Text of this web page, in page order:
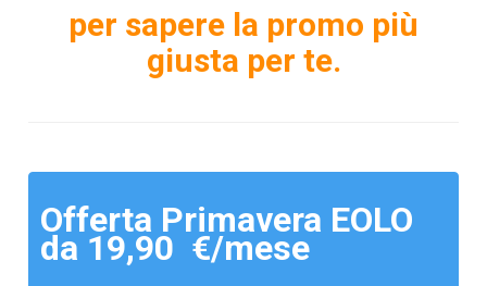
per sapere la promo più
giusta per te.
Offerta Primavera EOLO
da 19,90 €/mese